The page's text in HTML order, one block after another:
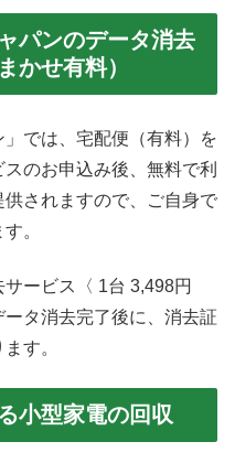
パンのデータ消去
かせ有料）
では、宅配便（有料）を
のお申込み後、無料で利
されますので、ご自身で
。
ービス〈 1台 3,498円
ータ消去完了後に、消去証
す。
小型家電の回収